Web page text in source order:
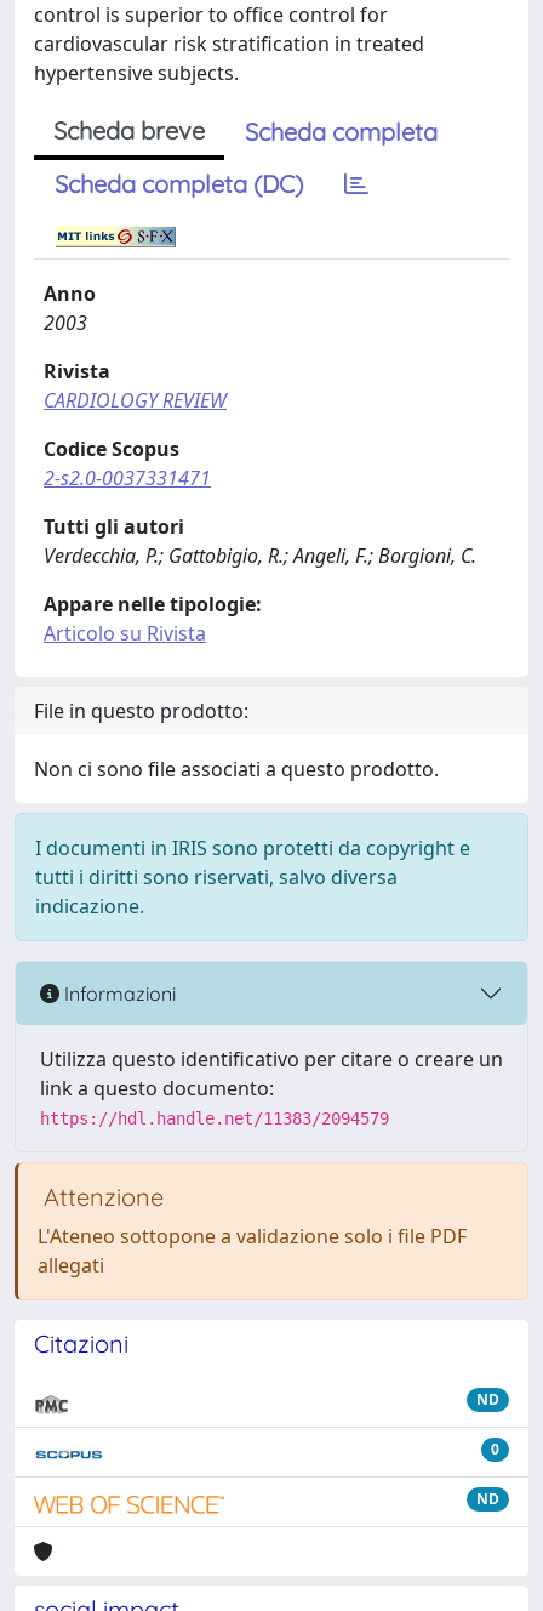
control is superior to office control for
cardiovascular risk stratification in treated
hypertensive subjects.
Scheda breve
Scheda completa
Scheda completa (DC)
Anno
2003
Rivista
CARDIOLOGY REVIEW
Codice Scopus
2-s2.0-0037331471
Tutti gli autori
Verdecchia, P.; Gattobigio, R.; Angeli, F.; Borgioni, C.
Appare nelle tipologie:
Articolo su Rivista
File in questo prodotto:
Non ci sono file associati a questo prodotto.
I documenti in IRIS sono protetti da copyright e
tutti i diritti sono riservati, salvo diversa
indicazione.
Informazioni
Utilizza questo identificativo per citare o creare un
link a questo documento:
https://hdl.handle.net/11383/2094579
Attenzione
L'Ateneo sottopone a validazione solo i file PDF
allegati
Citazioni
ND
0
ND